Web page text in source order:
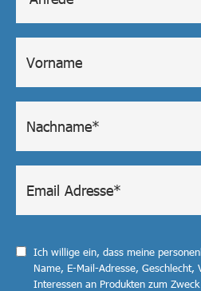
Ich willige ein, dass meine
Name, E-Mail-Adresse, Geschlecht,
Interessen an Produkten zum